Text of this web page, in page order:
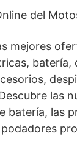
del
mejores
batería,
las
batería, las